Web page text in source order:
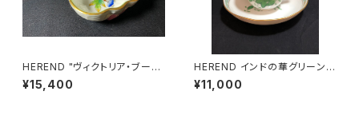
HEREND "ヴィクトリア・ブーケ
シュガーボウル"
¥15,400
HEREND インドの華グリーンC
&S
¥11,000